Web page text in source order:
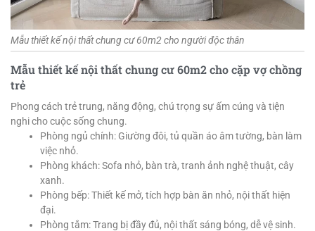
Mẫu thiết kế nội thất chung cư 60m2 cho người độc thân
Mẫu thiết kế nội thất chung cư 60m2 cho cặp vợ chồng
trẻ
Phong cách trẻ trung, năng động, chú trọng sự ấm cúng và tiện
nghi cho cuộc sống chung.
Phòng ngủ chính: Giường đôi, tủ quần áo âm tường, bàn làm
việc nhỏ.
Phòng khách: Sofa nhỏ, bàn trà, tranh ảnh nghệ thuật, cây
xanh.
Phòng bếp: Thiết kế mở, tích hợp bàn ăn nhỏ, nội thất hiện
đại.
Phòng tắm: Trang bị đầy đủ, nội thất sáng bóng, dễ vệ sinh.